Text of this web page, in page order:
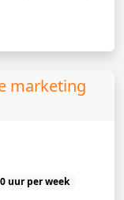
marketing
uur per week